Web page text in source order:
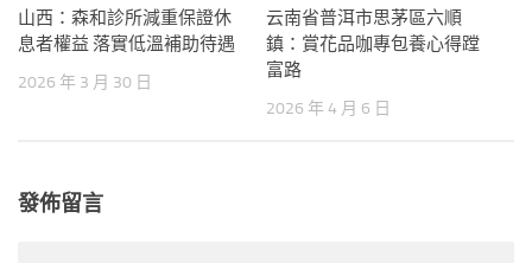
山西：森和診所減重保證休
息者權益 落實低溫補助待遇
2026 年 3 月 30 日
云南省普洱市思茅區六順
鎮：賞花品咖專包養心得蹚
富路
2026 年 4 月 6 日
發佈留言